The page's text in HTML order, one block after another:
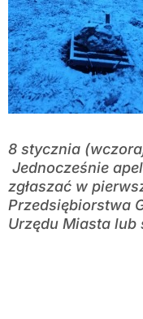
8 stycznia
Jednocześnie
zgłaszać w
Przedsiębiorstwa
Urzędu Miasta